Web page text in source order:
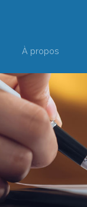
À propos